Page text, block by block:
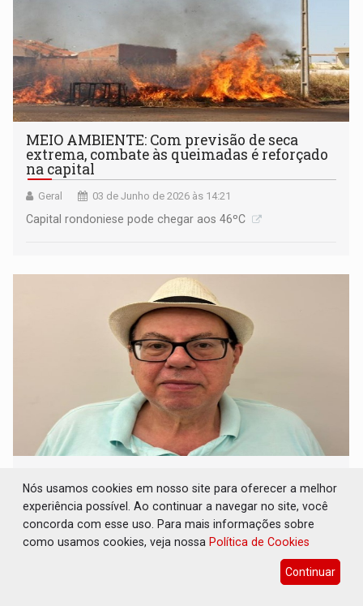
MEIO AMBIENTE: Com previsão de seca
extrema, combate às queimadas é reforçado
na capital
Geral 03 de Junho de 2026 às 14:21
Capital rondoniese pode chegar aos 46ºC
que deixaram os cargos enrascados com a
justiça
Colunas 01 de Junho de 2026 às 08:39
da justiça para conseguirem registrar suas candidaturas
Nós usamos cookies em nosso site para oferecer a melhor
experiência possível. Ao continuar a navegar no site, você
concorda com esse uso. Para mais informações sobre
como usamos cookies, veja nossa Política de Cookies
Continuar